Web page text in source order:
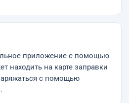
приложение с помощью
находить на карте заправки
с помощью